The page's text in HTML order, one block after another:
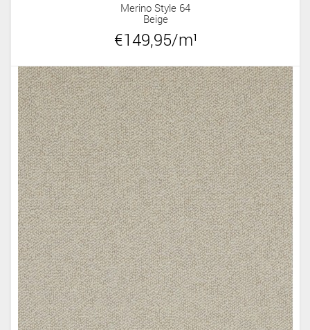
Merino Style 64
Beige
€149,95/m¹